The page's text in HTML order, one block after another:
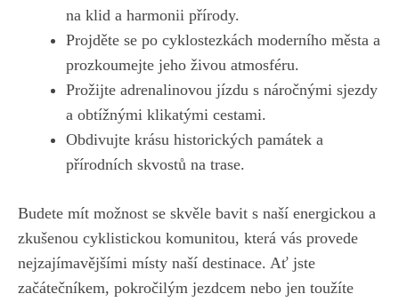
na ⁣klid a harmonii přírody.
Projděte se po ‍cyklostezkách moderního města a
prozkoumejte jeho živou atmosféru.
Prožijte ⁢adrenalinovou⁣ jízdu s náročnými sjezdy
a obtížnými ‌klikatými cestami.
Obdivujte krásu historických památek a
přírodních ‍skvostů na ⁣trase.
Budete mít možnost⁢ se skvěle bavit s naší energickou a
zkušenou cyklistickou komunitou, která vás ‌provede
nejzajímavějšími ⁤místy naší destinace. Ať ‌jste
začátečníkem,‌ pokročilým jezdcem nebo jen‌ toužíte